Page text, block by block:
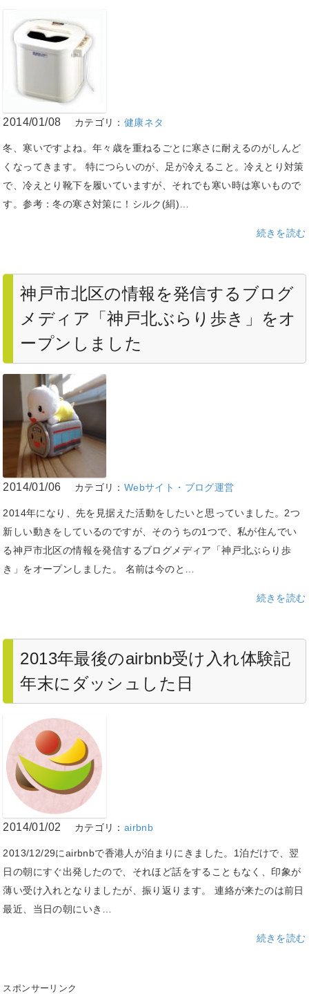
2014/01/08 カテゴリ： 健康ネタ
冬、寒いですよね。年々歳を重ねるごとに寒さに耐えるのがしんど
くなってきます。 特につらいのが、足が冷えること。冷えとり対策
で、冷えとり靴下を履いていますが、それでも寒い時は寒いもので
す。参考：冬の寒さ対策に！シルク(絹)…
続きを読む
神戸市北区の情報を発信するブログ
メディア「神戸北ぶらり歩き」をオ
ープンしました
2014/01/06 カテゴリ： Webサイト・ブログ運営
2014年になり、先を見据えた活動をしたいと思っていました。2つ
新しい動きをしているのですが、そのうちの1つで、私が住んでい
る神戸市北区の情報を発信するブログメディア「神戸北ぶらり歩
き」をオープンしました。 名前は今のと…
続きを読む
2013年最後のairbnb受け入れ体験記
年末にダッシュした日
2014/01/02 カテゴリ： airbnb
2013/12/29にairbnbで香港人が泊まりにきました。1泊だけで、翌
日の朝にすぐ出発したので、それほど話をすることもなく、印象が
薄い受け入れとなりましたが、振り返ります。 連絡が来たのは前日
最近、当日の朝にいき…
続きを読む
スポンサーリンク